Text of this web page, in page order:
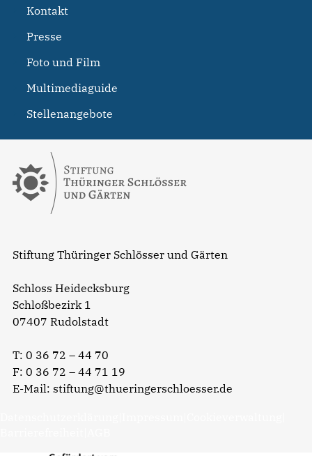
Stiftung Thüringer Schlösser und Gärten
Schloss Heidecksburg
Schloßbezirk 1
07407 Rudolstadt
T: 0 36 72 – 44 70
F: 0 36 72 – 44 71 19
E-Mail: stiftung@thueringerschloesser.de
Kontakt
Presse
Foto und Film
Multimediaguide
Stellenangebote